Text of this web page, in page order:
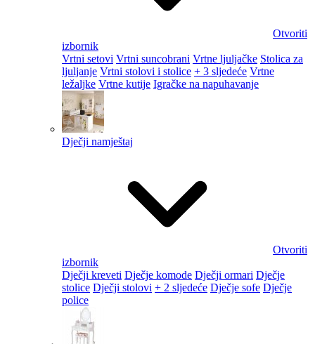
Otvoriti
izbornik
Vrtni setovi Vrtni suncobrani Vrtne ljuljačke Stolica za
ljuljanje Vrtni stolovi i stolice + 3 sljedeće Vrtne
ležaljke Vrtne kutije Igračke na napuhavanje
Dječji namještaj
Otvoriti
izbornik
Dječji kreveti Dječje komode Dječji ormari Dječje
stolice Dječji stolovi + 2 sljedeće Dječje sofe Dječje
police